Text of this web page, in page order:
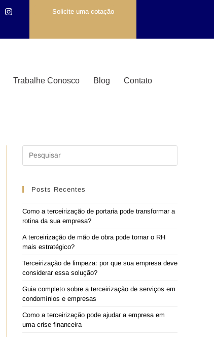
Solicite uma cotação
Trabalhe Conosco Blog Contato
Posts Recentes
Como a terceirização de portaria pode transformar a
rotina da sua empresa?
A terceirização de mão de obra pode tornar o RH
mais estratégico?
Terceirização de limpeza: por que sua empresa deve
considerar essa solução?
Guia completo sobre a terceirização de serviços em
condomínios e empresas
Como a terceirização pode ajudar a empresa em
uma crise financeira